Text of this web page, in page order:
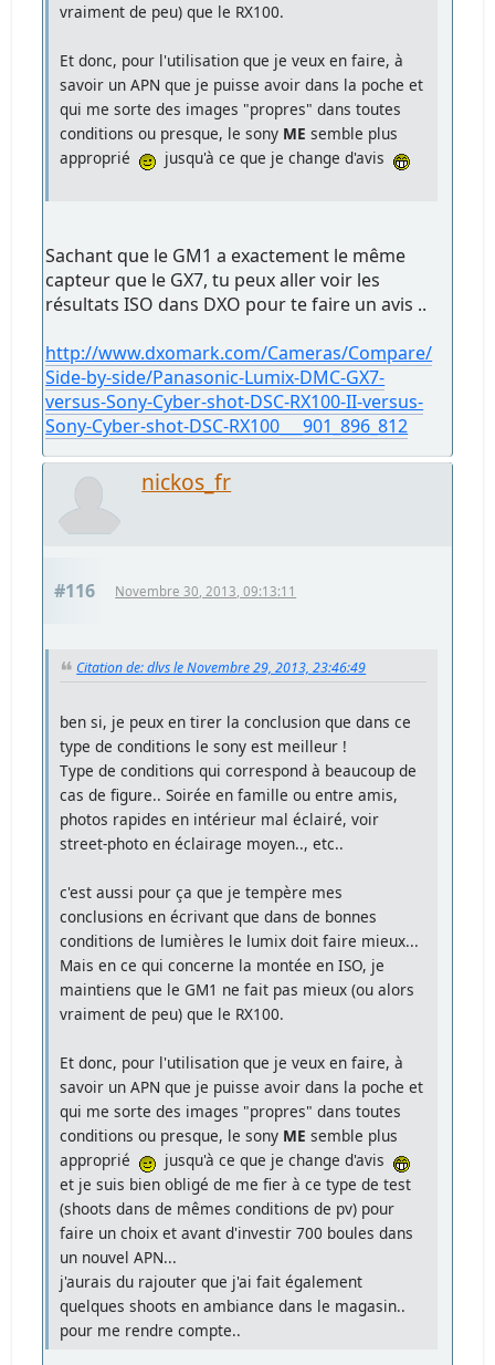
vraiment de peu) que le RX100.
Et donc, pour l'utilisation que je veux en faire, à
savoir un APN que je puisse avoir dans la poche et
qui me sorte des images "propres" dans toutes
conditions ou presque, le sony ME semble plus
approprié
jusqu'à ce que je change d'avis
Sachant que le GM1 a exactement le même
capteur que le GX7, tu peux aller voir les
résultats ISO dans DXO pour te faire un avis ..
http://www.dxomark.com/Cameras/Compare/
Side-by-side/Panasonic-Lumix-DMC-GX7-
versus-Sony-Cyber-shot-DSC-RX100-II-versus-
Sony-Cyber-shot-DSC-RX100___901_896_812
nickos_fr
#116 Novembre 30, 2013, 09:13:11
Citation de: dlvs le Novembre 29, 2013, 23:46:49
ben si, je peux en tirer la conclusion que dans ce
type de conditions le sony est meilleur !
Type de conditions qui correspond à beaucoup de
cas de figure.. Soirée en famille ou entre amis,
photos rapides en intérieur mal éclairé, voir
street-photo en éclairage moyen.., etc..
c'est aussi pour ça que je tempère mes
conclusions en écrivant que dans de bonnes
conditions de lumières le lumix doit faire mieux...
Mais en ce qui concerne la montée en ISO, je
maintiens que le GM1 ne fait pas mieux (ou alors
vraiment de peu) que le RX100.
Et donc, pour l'utilisation que je veux en faire, à
savoir un APN que je puisse avoir dans la poche et
qui me sorte des images "propres" dans toutes
conditions ou presque, le sony ME semble plus
approprié
jusqu'à ce que je change d'avis
et je suis bien obligé de me fier à ce type de test
(shoots dans de mêmes conditions de pv) pour
faire un choix et avant d'investir 700 boules dans
un nouvel APN...
j'aurais du rajouter que j'ai fait également
quelques shoots en ambiance dans le magasin..
pour me rendre compte..